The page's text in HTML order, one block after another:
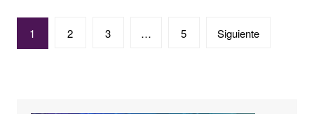
Paginación
de
1 2 3 … 5 Siguiente